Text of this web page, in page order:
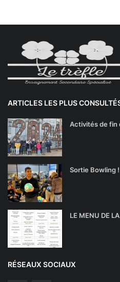
ARTICLES LES PLUS
Activités de fin
Sortie Bowling !
LE MENU DE
RÉSEAUX SOCIAUX